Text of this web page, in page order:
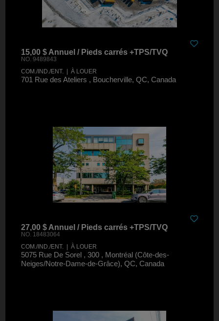
15,00 $ Annuel / Pieds carrés +TPS/TVQ
NO. 9489843
COM./IND./ENT. | À LOUER
701 Rue des Ateliers , Boucherville, QC, Canada
27,00 $ Annuel / Pieds carrés +TPS/TVQ
NO. 18483064
COM./IND./ENT. | À LOUER
5075 Rue De Sorel , 300 , Montréal (Côte-des-
Neiges/Notre-Dame-de-Grâce), QC, Canada